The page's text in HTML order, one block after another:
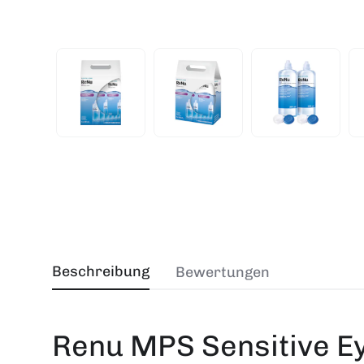
Beschreibung
Renu MPS Sensitive
Bewertungen